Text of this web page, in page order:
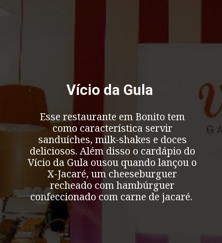
Vício da Gula
Esse restaurante em Bonito tem
como característica servir
sanduíches, milk-shakes e doces
deliciosos. Além disso o cardápio do
Vício da Gula ousou quando lançou o
X-Jacaré, um cheeseburguer
recheado com hambúrguer
confeccionado com carne de jacaré.